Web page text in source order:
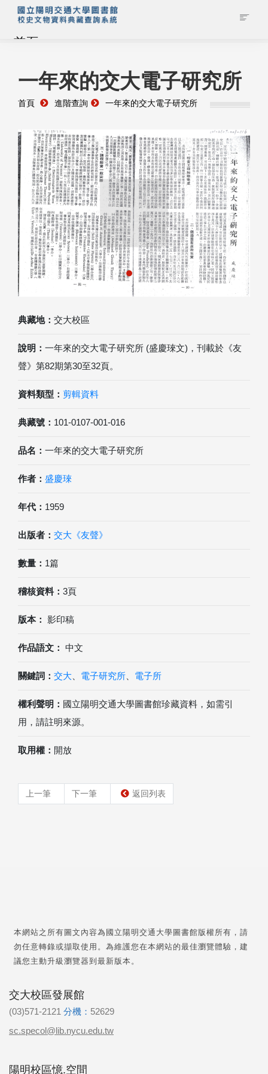
首頁
藏品查詢
校史館簡介
藏品清單全覽
資料調閱申請
管理者登入
一年來的交大電子研究所
首頁 進階查詢 一年來的交大電子研究所
典藏地： 交大校區
說明： 一年來的交大電子研究所 (盛慶琜文)，刊載於《友
聲》第82期第30至32頁。
資料類型： 剪輯資料
典藏號： 101-0107-001-016
品名： 一年來的交大電子研究所
作者： 盛慶琜
年代： 1959
出版者： 交大《友聲》
數量： 1篇
稽核資料： 3頁
版本： 影印稿
作品語文： 中文
關鍵詞： 交大 電子研究所 電子所
權利聲明： 國立陽明交通大學圖書館珍藏資料，如需引
用，請註明來源。
取用權： 開放
上一筆 下一筆 返回列表
Previous Next
本網站之所有圖文內容為國立陽明交通大學圖書館版權所有，請
勿任意轉錄或擷取使用。為維護您在本網站的最佳瀏覽體驗，建
議您主動升級瀏覽器到最新版本。
交大校區發展館
(03)571-2121 分機： 52629
sc.specol@lib.nycu.edu.tw
陽明校區憶.空間